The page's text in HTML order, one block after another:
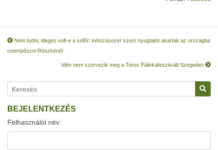
Nem tudni, ideges volt-e a sofőr: kétszázezer szem nyugtatót akartak az országba
csempészni Röszkénél
Idén nem szervezik meg a Toros Pálinkafesztivált Szegeden
BEJELENTKEZÉS
Felhasználói név: